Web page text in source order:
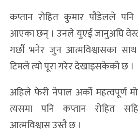
कप्तान रोहित कुमार पौडेलले पनि
आएका छन् । उनले युएई जानुअघि वेस्ट
गर्छौं भनेर जुन आत्मविश्वासका
टिमले त्यो पूरा गरेर देखाइसकेको छ ।
अहिले फेरी नेपाल अर्को महत्वपूर्ण
त्यसमा पनि कप्तान रोहित
आत्मविश्वास उस्तै छ ।